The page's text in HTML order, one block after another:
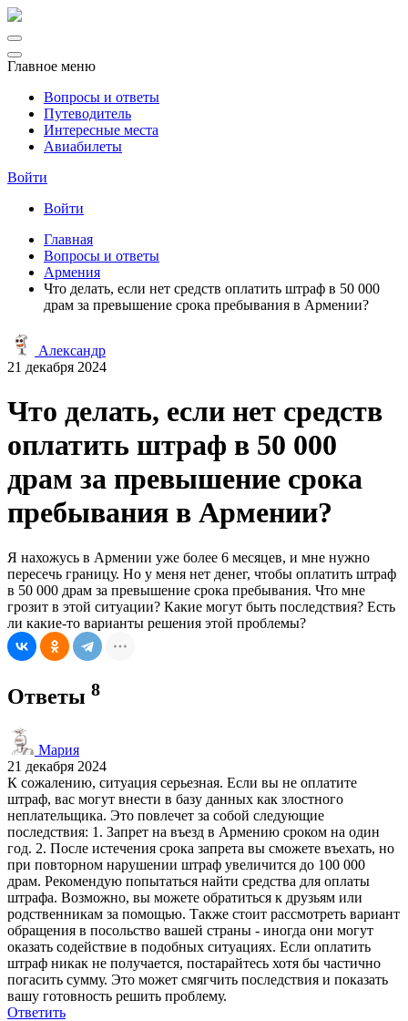
Главное меню
Вопросы и ответы
Путеводитель
Интересные места
Авиабилеты
Войти
Войти
Главная
Вопросы и ответы
Армения
Что делать, если нет средств оплатить штраф в 50 000
драм за превышение срока пребывания в Армении?
Александр
21 декабря 2024
Что делать, если нет средств
оплатить штраф в 50 000
драм за превышение срока
пребывания в Армении?
Я нахожусь в Армении уже более 6 месяцев, и мне нужно
пересечь границу. Но у меня нет денег, чтобы оплатить штраф
в 50 000 драм за превышение срока пребывания. Что мне
грозит в этой ситуации? Какие могут быть последствия? Есть
ли какие-то варианты решения этой проблемы?
Ответы 8
Мария
21 декабря 2024
К сожалению, ситуация серьезная. Если вы не оплатите
штраф, вас могут внести в базу данных как злостного
неплательщика. Это повлечет за собой следующие
последствия: 1. Запрет на въезд в Армению сроком на один
год. 2. После истечения срока запрета вы сможете въехать, но
при повторном нарушении штраф увеличится до 100 000
драм. Рекомендую попытаться найти средства для оплаты
штрафа. Возможно, вы можете обратиться к друзьям или
родственникам за помощью. Также стоит рассмотреть вариант
обращения в посольство вашей страны - иногда они могут
оказать содействие в подобных ситуациях. Если оплатить
штраф никак не получается, постарайтесь хотя бы частично
погасить сумму. Это может смягчить последствия и показать
вашу готовность решить проблему.
Ответить